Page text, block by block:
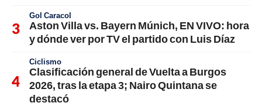
Gol Caracol
Aston Villa vs. Bayern Múnich, EN VIVO: hora
y dónde ver por TV el partido con Luis Díaz
Ciclismo
Clasificación general de Vuelta a Burgos
2026, tras la etapa 3; Nairo Quintana se
destacó